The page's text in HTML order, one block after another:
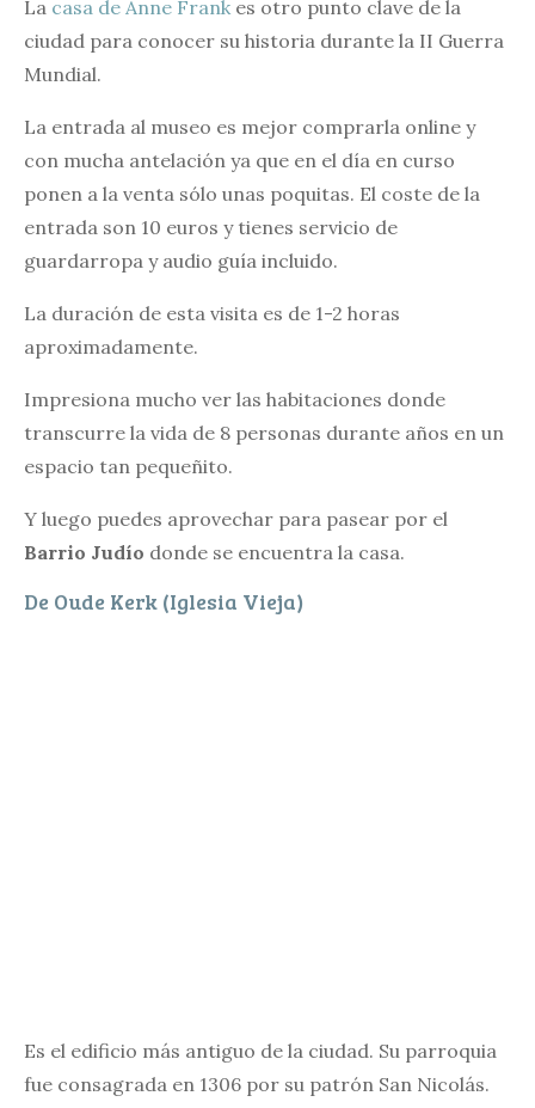
La casa de Anne Frank es otro punto clave de la
ciudad para conocer su historia durante la II Guerra
Mundial.
La entrada al museo es mejor comprarla online y
con mucha antelación ya que en el día en curso
ponen a la venta sólo unas poquitas. El coste de la
entrada son 10 euros y tienes servicio de
guardarropa y audio guía incluido.
La duración de esta visita es de 1-2 horas
aproximadamente.
Impresiona mucho ver las habitaciones donde
transcurre la vida de 8 personas durante años en un
espacio tan pequeñito.
Y luego puedes aprovechar para pasear por el
Barrio Judío donde se encuentra la casa.
De Oude Kerk (Iglesia Vieja)
Es el edificio más antiguo de la ciudad. Su parroquia
fue consagrada en 1306 por su patrón San Nicolás.